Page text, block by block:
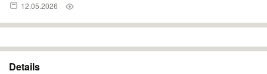
12.05.2026
Details